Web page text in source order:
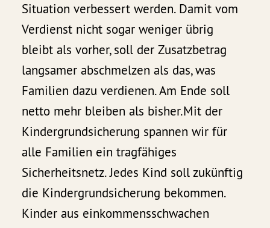
Situation verbessert werden. Damit vom
Verdienst nicht sogar weniger übrig
bleibt als vorher, soll der Zusatzbetrag
langsamer abschmelzen als das, was
Familien dazu verdienen. Am Ende soll
netto mehr bleiben als bisher.Mit der
Kindergrundsicherung spannen wir für
alle Familien ein tragfähiges
Sicherheitsnetz. Jedes Kind soll zukünftig
die Kindergrundsicherung bekommen.
Kinder aus einkommensschwachen